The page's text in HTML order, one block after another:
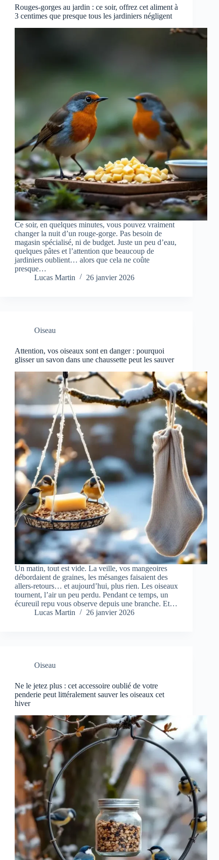
Rouges-gorges au jardin : ce soir, offrez cet aliment à
3 centimes que presque tous les jardiniers négligent
Ce soir, en quelques minutes, vous pouvez vraiment
changer la nuit d’un rouge-gorge. Pas besoin de
magasin spécialisé, ni de budget. Juste un peu d’eau,
quelques pâtes et l’attention que beaucoup de
jardiniers oublient… alors que cela ne coûte
presque…
Lucas Martin
26 janvier 2026
Oiseau
Attention, vos oiseaux sont en danger : pourquoi
glisser un savon dans une chaussette peut les sauver
Un matin, tout est vide. La veille, vos mangeoires
débordaient de graines, les mésanges faisaient des
allers-retours… et aujourd’hui, plus rien. Les oiseaux
tournent, l’air un peu perdu. Pendant ce temps, un
écureuil repu vous observe depuis une branche. Et…
Lucas Martin
26 janvier 2026
Oiseau
Ne le jetez plus : cet accessoire oublié de votre
penderie peut littéralement sauver les oiseaux cet
hiver